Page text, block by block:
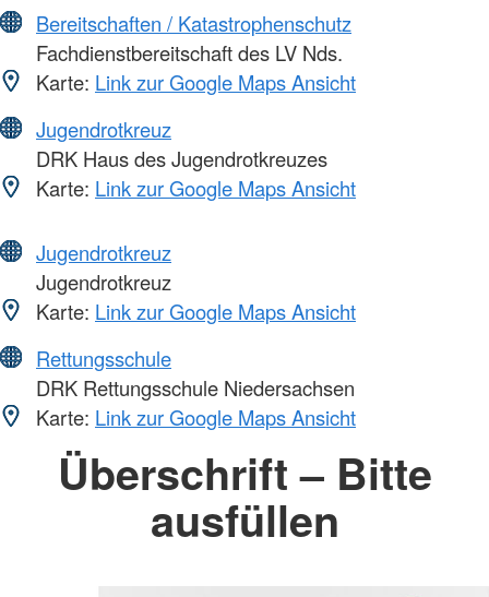
Bereitschaften / Katastrophenschutz
Fachdienstbereitschaft des LV Nds.
Karte: Link zur Google Maps Ansicht
Jugendrotkreuz
DRK Haus des Jugendrotkreuzes
Karte: Link zur Google Maps Ansicht
Jugendrotkreuz
Jugendrotkreuz
Karte: Link zur Google Maps Ansicht
Rettungsschule
DRK Rettungsschule Niedersachsen
Karte: Link zur Google Maps Ansicht
Überschrift – Bitte
ausfüllen